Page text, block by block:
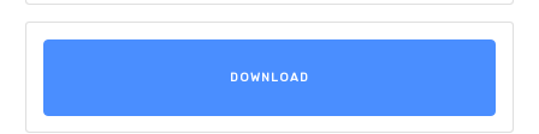
DOWNLOAD